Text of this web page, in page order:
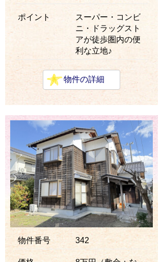
ポイント
スーパー・コンビ
ニ・ドラッグスト
アが徒歩圏内の便
利な立地♪
物件の詳細
物件番号 342